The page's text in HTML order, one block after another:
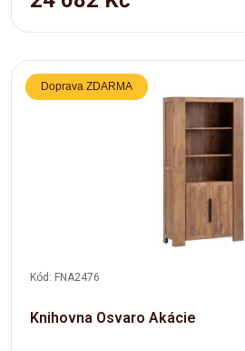
Doprava ZDARMA
Kód: FNA2476
Knihovna Osvaro Akácie